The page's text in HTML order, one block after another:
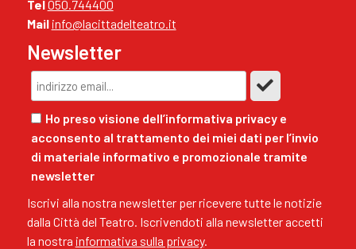
Tel050.744400
Mail info@lacittadelteatro.it
Newsletter
Ho preso visione dell’informativa privacy e
acconsento al trattamento dei miei dati per l’invio
di materiale informativo e promozionale tramite
newsletter
Iscrivi alla nostra newsletter per ricevere tutte le notizie
dalla Città del Teatro. Iscrivendoti alla newsletter accetti
la nostra informativa sulla privacy.